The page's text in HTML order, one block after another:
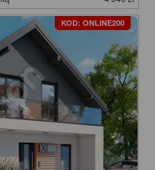
KOD: ONLINE200